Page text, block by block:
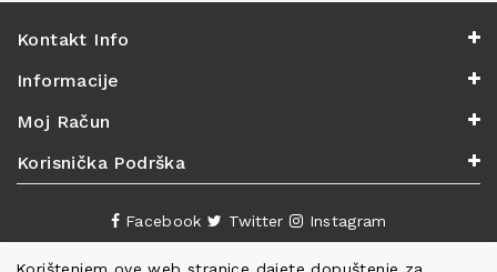
Kontakt Info
Informacije
Moj Račun
Korisnička Podrška
Facebook Twitter Instagram